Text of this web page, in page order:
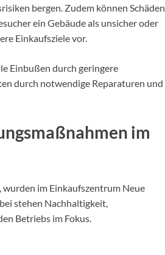
bergen. Zudem können Schäden
ein Gebäude als unsicher oder
Einkaufsziele vor.
Einbußen durch geringere
durch notwendige Reparaturen und
im
wurden im Einkaufszentrum Neue
stehen Nachhaltigkeit,
Betriebs im Fokus.